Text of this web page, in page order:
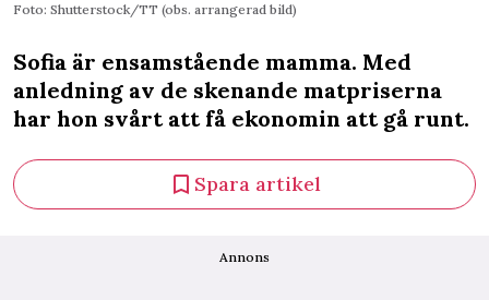
Foto: Shutterstock/TT (obs. arrangerad bild)
Sofia är ensamstående mamma. Med
anledning av de skenande matpriserna
har hon svårt att få ekonomin att gå runt.
Spara artikel
Annons